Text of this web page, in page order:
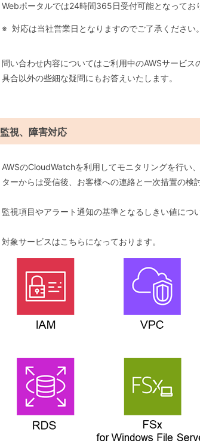
Webポータルでは24時間365日受付可能となってお
対応は当社営業日となりますのでご了承ください。
問い合わせ内容についてはご利用中のAWSサービ
具合以外の些細な疑問にもお答えいたします。
監視、障害対応
AWSのCloudWatchを利用してモニタリングを行い
ターからは受信後、お客様への連絡と一次措置の検
監視項目やアラート通知の基準となるしきい値につ
対象サービスはこちらになっております。